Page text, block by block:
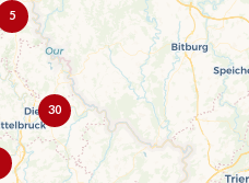
5
30